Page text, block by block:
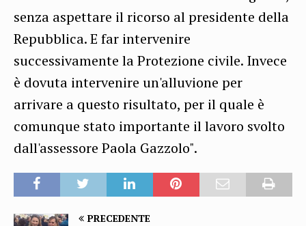
senza aspettare il ricorso al presidente della
Repubblica. E far intervenire
successivamente la Protezione civile. Invece
è dovuta intervenire un'alluvione per
arrivare a questo risultato, per il quale è
comunque stato importante il lavoro svolto
dall'assessore Paola Gazzolo".
PRECEDENTE